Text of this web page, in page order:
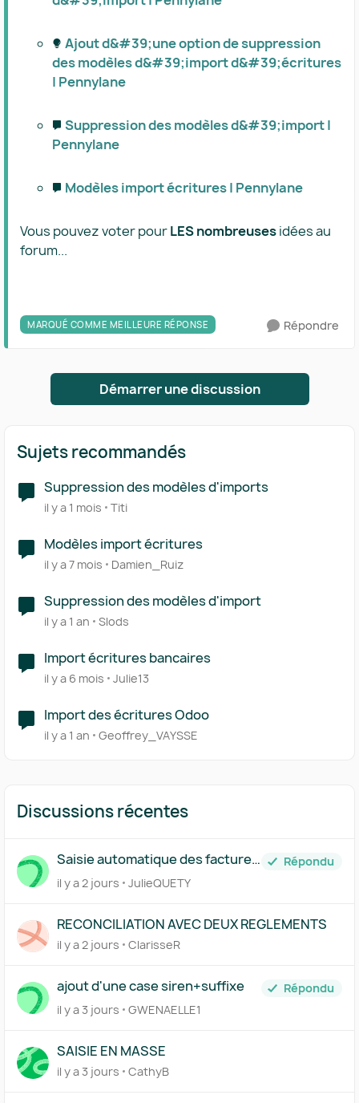
Ajout d&#39;une option de suppression
des modèles d&#39;import d&#39;écritures
| Pennylane
Suppression des modèles d&#39;import |
Pennylane
Modèles import écritures | Pennylane
Vous pouvez voter pourLES nombreusesidées au
forum...
MARQUÉ COMME MEILLEURE RÉPONSE Répondre
Démarrer une discussion
Sujets recommandés
Suppression des modèles d'imports
il y a 1 mois Titi
Modèles import écritures
il y a 7 mois Damien_Ruiz
Suppression des modèles d'import
il y a 1 an Slods
Import écritures bancaires
il y a 6 mois Julie13
Import des écritures Odoo
il y a 1 an Geoffrey_VAYSSE
Discussions récentes
Saisie automatique des factures
traitée par Pennylane
Répondu
il y a 2 jours
JulieQUETY
RECONCILIATION AVEC DEUX REGLEMENTS
il y a 2 jours ClarisseR
ajout d'une case siren+suffixe
Répondu
il y a 3 jours
GWENAELLE1
SAISIE EN MASSE
il y a 3 jours CathyB